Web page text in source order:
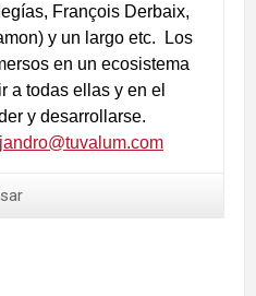
François Derbaix,
y un largo etc. Los
en un ecosistema
a todas ellas y en el
y desarrollarse.